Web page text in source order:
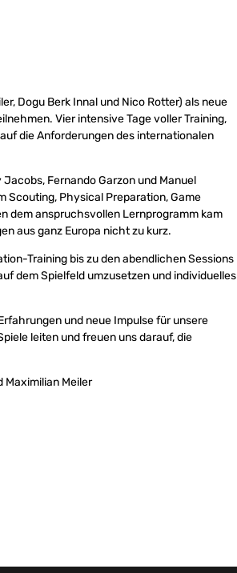
Dogu Berk Innal und Nico Rotter) als neue
Vier intensive Tage voller Training,
die Anforderungen des internationalen
Fernando Garzon und Manuel
Scouting, Physical Preparation, Game
dem anspruchsvollen Lernprogramm kam
aus ganz Europa nicht zu kurz.
Training bis zu den abendlichen Sessions
dem Spielfeld umzusetzen und individuelles
und neue Impulse für unsere
leiten und freuen uns darauf, die
Maximilian Meiler